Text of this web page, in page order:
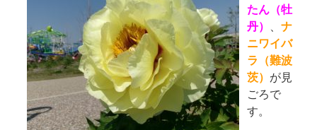
たん（牡
丹） 、ナ
ニワイバ
ラ（難波
茨） が見
ごろで
す。